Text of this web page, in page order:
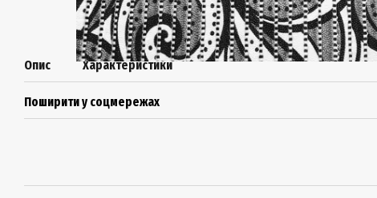
Опис Характеристики
Поширити у соцмережах